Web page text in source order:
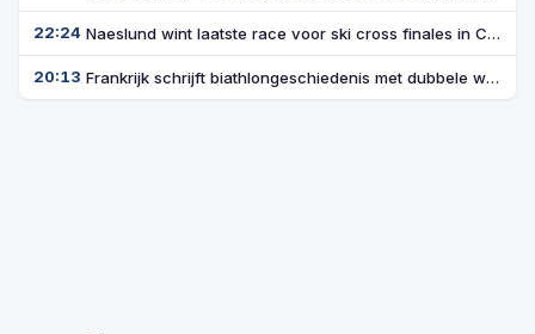
22:24 Naeslund wint laatste race voor ski cross finales in Craigleith
20:13 Frankrijk schrijft biathlongeschiedenis met dubbele wereldbekerzege